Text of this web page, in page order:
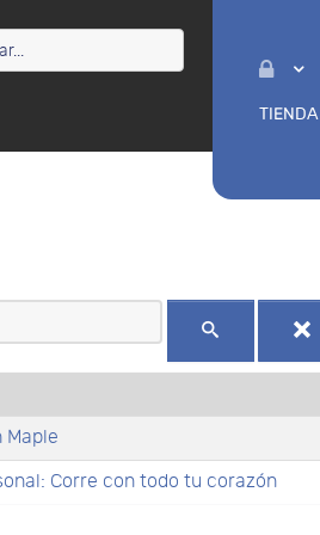
TIENDA
Maple
Corre con todo tu corazón